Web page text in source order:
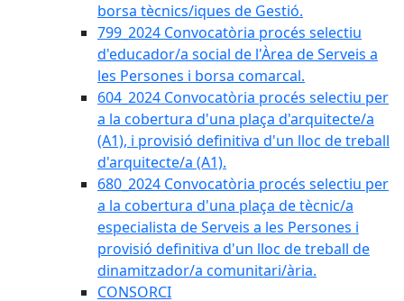
borsa tècnics/iques de Gestió.
799_2024 Convocatòria procés selectiu
d'educador/a social de l'Àrea de Serveis a
les Persones i borsa comarcal.
604_2024 Convocatòria procés selectiu per
a la cobertura d'una plaça d'arquitecte/a
(A1), i provisió definitiva d'un lloc de treball
d'arquitecte/a (A1).
680_2024 Convocatòria procés selectiu per
a la cobertura d'una plaça de tècnic/a
especialista de Serveis a les Persones i
provisió definitiva d'un lloc de treball de
dinamitzador/a comunitari/ària.
CONSORCI